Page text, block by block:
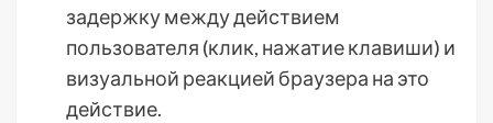
задержку между действием
пользователя (клик, нажатие клавиши) и
визуальной реакцией браузера на это
действие.